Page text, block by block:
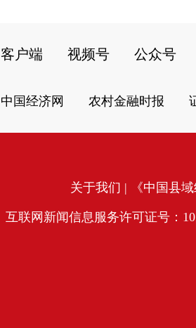
客户端 视频号 公众号
中国经济网 农村金融时报
关于我们 | 《中国县
互联网新闻信息服务许可证号：